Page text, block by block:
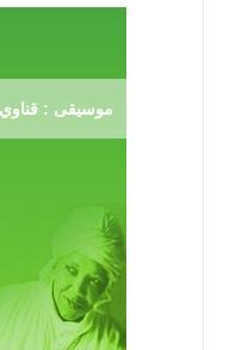
موسيقى : قناوي